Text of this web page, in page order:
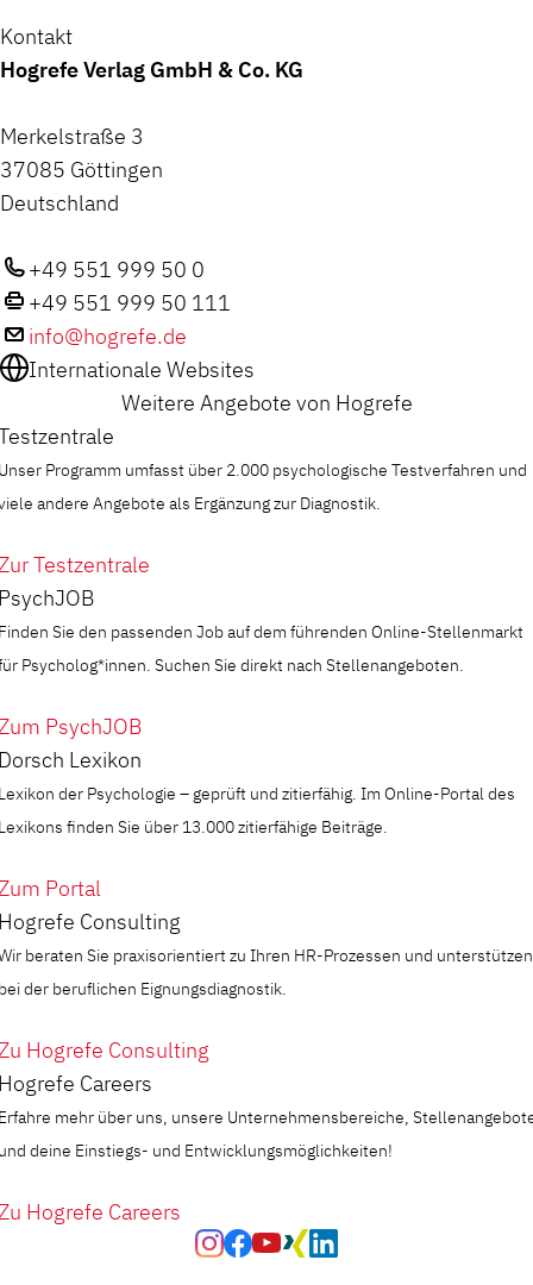
Kontakt
Hogrefe Verlag GmbH & Co. KG
Merkelstraße 3
37085 Göttingen
Deutschland
+49 551 999 50 0
+49 551 999 50 111
info@hogrefe.de
Internationale Websites
Weitere Angebote von Hogrefe
Programm umfasst über 2.000 psychologische Testverfahren und
andere Angebote als Ergänzung zur Diagnostik.
Testzentrale
Sie den passenden Job auf dem führenden Online-Stellenmarkt
Psycholog*innen. Suchen Sie direkt nach Stellenangeboten.
PsychJOB
Lexikon
der Psychologie – geprüft und zitierfähig. Im Online-Portal des
finden Sie über 13.000 zitierfähige Beiträge.
Portal
Consulting
beraten Sie praxisorientiert zu Ihren HR-Prozessen und unterstützen
der beruflichen Eignungsdiagnostik.
Hogrefe Consulting
Careers
mehr über uns, unsere Unternehmensbereiche,
deine Einstiegs- und Entwicklungsmöglichkeiten!
Hogrefe Careers